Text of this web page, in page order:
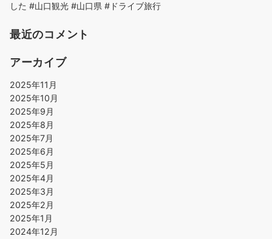
した #山口観光 #山口県 #ドライブ旅行
最近のコメント
アーカイブ
2025年11月
2025年10月
2025年9月
2025年8月
2025年7月
2025年6月
2025年5月
2025年4月
2025年3月
2025年2月
2025年1月
2024年12月